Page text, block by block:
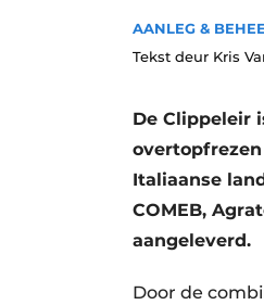
AANLEG &
Tekst deur Kris
De Clippeleir
Italiaanse
COMEB,
aangeleverd.
Door de